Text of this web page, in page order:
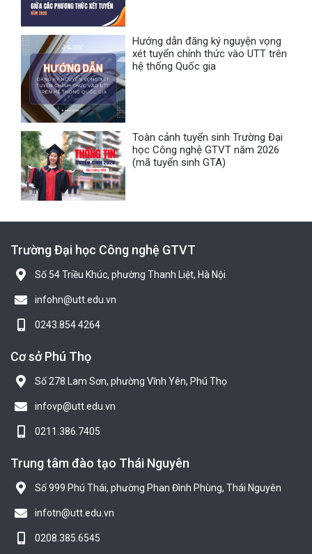
Hướng dẫn đăng ký nguyện vọng
xét tuyển chính thức vào UTT trên
hệ thống Quốc gia
Toàn cảnh tuyển sinh Trường Đại
học Công nghệ GTVT năm 2026
(mã tuyển sinh GTA)
Trường Đại học Công nghệ GTVT
Số 54 Triều Khúc, phường Thanh Liệt, Hà Nội
infohn@utt.edu.vn
0243.854 4264
Cơ sở Phú Thọ
Số 278 Lam Sơn, phường Vĩnh Yên, Phú Thọ
infovp@utt.edu.vn
0211.386.7405
Trung tâm đào tạo Thái Nguyên
Số 999 Phú Thái, phường Phan Đình Phùng, Thái Nguyên
infotn@utt.edu.vn
0208.385.6545